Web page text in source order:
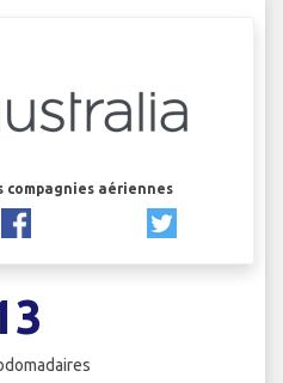
compagnies aériennes